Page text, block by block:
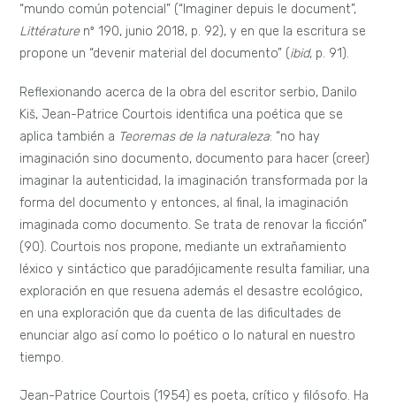
“mundo común potencial” (“Imaginer depuis le document”,
Littérature nº 190, junio 2018, p. 92), y en que la escritura se
propone un “devenir material del documento” (ibid, p. 91).
Reflexionando acerca de la obra del escritor serbio, Danilo
Kiš, Jean-Patrice Courtois identifica una poética que se
aplica también a Teoremas de la naturaleza: “no hay
imaginación sino documento, documento para hacer (creer)
imaginar la autenticidad, la imaginación transformada por la
forma del documento y entonces, al final, la imaginación
imaginada como documento. Se trata de renovar la ficción”
(90). Courtois nos propone, mediante un extrañamiento
léxico y sintáctico que paradójicamente resulta familiar, una
exploración en que resuena además el desastre ecológico,
en una exploración que da cuenta de las dificultades de
enunciar algo así como lo poético o lo natural en nuestro
tiempo.
Jean-Patrice Courtois (1954) es poeta, crítico y filósofo. Ha